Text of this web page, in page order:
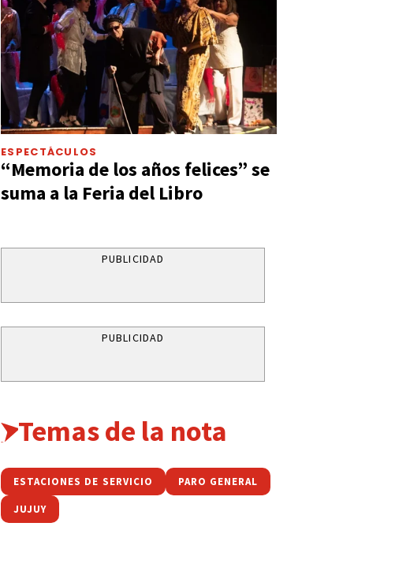
ESPECTÁCULOS
“Memoria de los años felices” se
suma a la Feria del Libro
PUBLICIDAD
PUBLICIDAD
Temas de la nota
ESTACIONES DE SERVICIO PARO GENERAL
JUJUY